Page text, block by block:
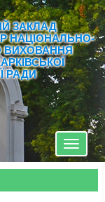
ЗАКЛАД
НАЦІОНАЛЬНО-
ВИХОВАННЯ
РАДИ
Toggle